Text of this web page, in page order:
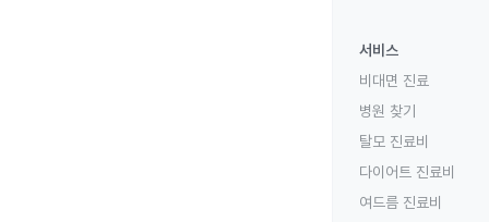
서비스
비대면 진료
병원 찾기
탈모 진료비
다이어트 진료비
여드름 진료비